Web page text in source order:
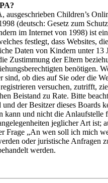
ausgeschrieben Children’s
(deutsch: Gesetz zum
im Internet von 1998) ist
festlegt, dass Websites,
Daten von Kindern unter 13
Zustimmung der Eltern
benötigen.
sind, ob dies auf Sie oder die
versuchen, zutrifft,
Beistand zu Rate. Bitte
der Besitzer dieses Boards
kann und nicht die Anlaufstelle
jeglicher Art ist;
Frage „An wen soll ich mich
oder juristische Anfragen
werden.